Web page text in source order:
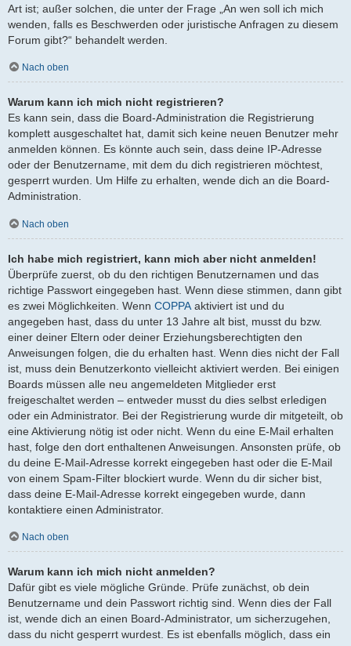
Art ist; außer solchen, die unter der Frage „An wen soll ich mich
wenden, falls es Beschwerden oder juristische Anfragen zu diesem
Forum gibt?“ behandelt werden.
Nach oben
Warum kann ich mich nicht registrieren?
Es kann sein, dass die Board-Administration die Registrierung
komplett ausgeschaltet hat, damit sich keine neuen Benutzer mehr
anmelden können. Es könnte auch sein, dass deine IP-Adresse
oder der Benutzername, mit dem du dich registrieren möchtest,
gesperrt wurden. Um Hilfe zu erhalten, wende dich an die Board-
Administration.
Nach oben
Ich habe mich registriert, kann mich aber nicht anmelden!
Überprüfe zuerst, ob du den richtigen Benutzernamen und das
richtige Passwort eingegeben hast. Wenn diese stimmen, dann gibt
es zwei Möglichkeiten. Wenn COPPA aktiviert ist und du
angegeben hast, dass du unter 13 Jahre alt bist, musst du bzw.
einer deiner Eltern oder deiner Erziehungsberechtigten den
Anweisungen folgen, die du erhalten hast. Wenn dies nicht der Fall
ist, muss dein Benutzerkonto vielleicht aktiviert werden. Bei einigen
Boards müssen alle neu angemeldeten Mitglieder erst
freigeschaltet werden – entweder musst du dies selbst erledigen
oder ein Administrator. Bei der Registrierung wurde dir mitgeteilt, ob
eine Aktivierung nötig ist oder nicht. Wenn du eine E-Mail erhalten
hast, folge den dort enthaltenen Anweisungen. Ansonsten prüfe, ob
du deine E-Mail-Adresse korrekt eingegeben hast oder die E-Mail
von einem Spam-Filter blockiert wurde. Wenn du dir sicher bist,
dass deine E-Mail-Adresse korrekt eingegeben wurde, dann
kontaktiere einen Administrator.
Nach oben
Warum kann ich mich nicht anmelden?
Dafür gibt es viele mögliche Gründe. Prüfe zunächst, ob dein
Benutzername und dein Passwort richtig sind. Wenn dies der Fall
ist, wende dich an einen Board-Administrator, um sicherzugehen,
dass du nicht gesperrt wurdest. Es ist ebenfalls möglich, dass ein